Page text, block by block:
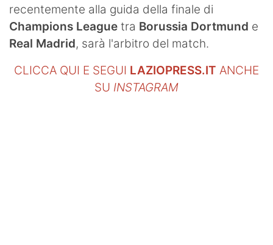
recentemente alla guida della finale di
Champions League tra Borussia Dortmund e
Real Madrid, sarà l'arbitro del match.
CLICCA QUI E SEGUI LAZIOPRESS.IT ANCHE
SU INSTAGRAM